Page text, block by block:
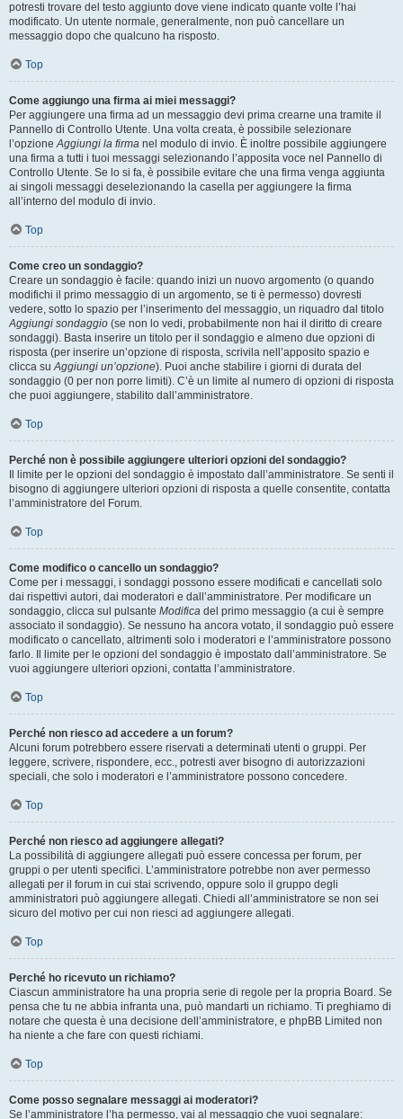
potresti trovare del testo aggiunto dove viene indicato quante volte l’hai
modificato. Un utente normale, generalmente, non può cancellare un
messaggio dopo che qualcuno ha risposto.
Top
Come aggiungo una firma ai miei messaggi?
Per aggiungere una firma ad un messaggio devi prima crearne una tramite il
Pannello di Controllo Utente. Una volta creata, è possibile selezionare
l’opzioneAggiungi la firma nel modulo di invio. È inoltre possibile aggiungere
una firma a tutti i tuoi messaggi selezionando l’apposita voce nel Pannello di
Controllo Utente. Se lo si fa, è possibile evitare che una firma venga aggiunta
ai singoli messaggi deselezionando la casella per aggiungere la firma
all’interno del modulo di invio.
Top
Come creo un sondaggio?
Creare un sondaggio è facile: quando inizi un nuovo argomento (o quando
modifichi il primo messaggio di un argomento, se ti è permesso) dovresti
vedere, sotto lo spazio per l’inserimento del messaggio, un riquadro dal titolo
Aggiungi sondaggio (se non lo vedi, probabilmente non hai il diritto di creare
sondaggi). Basta inserire un titolo per il sondaggio e almeno due opzioni di
risposta (per inserire un’opzione di risposta, scrivila nell’apposito spazio e
clicca suAggiungi un’opzione). Puoi anche stabilire i giorni di durata del
sondaggio (0 per non porre limiti). C’è un limite al numero di opzioni di risposta
che puoi aggiungere, stabilito dall’amministratore.
Top
Perché non è possibile aggiungere ulteriori opzioni del sondaggio?
Il limite per le opzioni del sondaggio è impostato dall’amministratore. Se senti il
bisogno di aggiungere ulteriori opzioni di risposta a quelle consentite, contatta
l’amministratore del Forum.
Top
Come modifico o cancello un sondaggio?
Come per i messaggi, i sondaggi possono essere modificati e cancellati solo
dai rispettivi autori, dai moderatori e dall’amministratore. Per modificare un
sondaggio, clicca sul pulsante Modifica del primo messaggio (a cui è sempre
associato il sondaggio). Se nessuno ha ancora votato, il sondaggio può essere
modificato o cancellato, altrimenti solo i moderatori e l’amministratore possono
farlo. Il limite per le opzioni del sondaggio è impostato dall’amministratore. Se
vuoi aggiungere ulteriori opzioni, contatta l’amministratore.
Top
Perché non riesco ad accedere a un forum?
Alcuni forum potrebbero essere riservati a determinati utenti o gruppi. Per
leggere, scrivere, rispondere, ecc., potresti aver bisogno di autorizzazioni
speciali, che solo i moderatori e l’amministratore possono concedere.
Top
Perché non riesco ad aggiungere allegati?
La possibilità di aggiungere allegati può essere concessa per forum, per
gruppi o per utenti specifici. L’amministratore potrebbe non aver permesso
allegati per il forum in cui stai scrivendo, oppure solo il gruppo degli
amministratori può aggiungere allegati. Chiedi all’amministratore se non sei
sicuro del motivo per cui non riesci ad aggiungere allegati.
Top
Perché ho ricevuto un richiamo?
Ciascun amministratore ha una propria serie di regole per la propria Board. Se
pensa che tu ne abbia infranta una, può mandarti un richiamo. Ti preghiamo di
notare che questa è una decisione dell’amministratore, e phpBB Limited non
ha niente a che fare con questi richiami.
Top
Come posso segnalare messaggi ai moderatori?
Se l’amministratore l’ha permesso, vai al messaggio che vuoi segnalare: